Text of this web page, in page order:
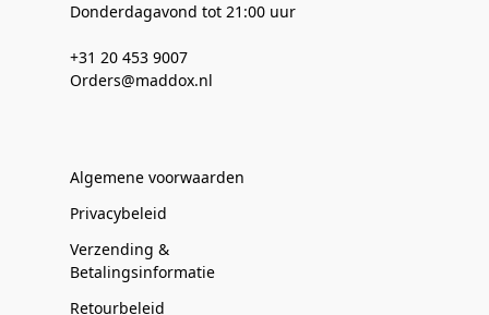
Donderdagavond tot 21:00 uur
+31 20 453 9007
Orders@maddox.nl
Algemene voorwaarden
Privacybeleid
Verzending &
Betalingsinformatie
Retourbeleid